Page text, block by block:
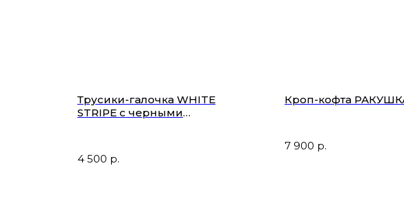
Трусики-галочка WHITE
STRIPE с черными
4 500 р.
Кроп-кофта
7 900 р.